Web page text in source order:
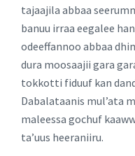
tajaajila abbaa
banuu irraa eegalee
odeeffannoo abbaa
dura moosaajii gara
tokkotti fiduuf kan
Dabalataanis mul’ata
maleessa gochuf
ta’uus heeraniiru.